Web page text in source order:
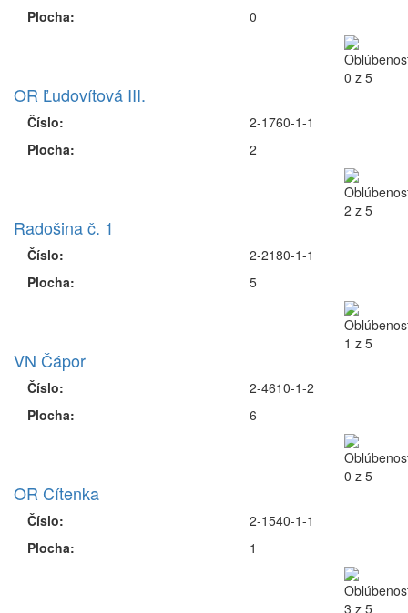
Plocha:
0
OR Ľudovítová III.
Číslo:
Plocha:
2-1760-1-1
2
Radošina č. 1
Číslo:
Plocha:
2-2180-1-1
5
VN Čápor
Číslo:
Plocha:
2-4610-1-2
6
OR Cítenka
Číslo:
Plocha:
2-1540-1-1
1